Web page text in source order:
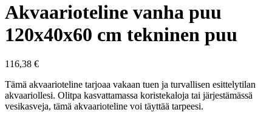
Akvaarioteline vanha puu
120x40x60 cm tekninen puu
116,38 €
Tämä akvaarioteline tarjoaa vakaan tuen ja turvallisen esittelytilan
akvaariollesi. Olitpa kasvattamassa koristekaloja tai järjestämässä
vesikasveja, tämä akvaarioteline voi täyttää tarpeesi.